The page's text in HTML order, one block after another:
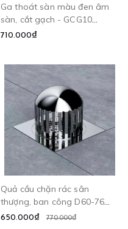
Ga thoát sàn màu đen âm
sàn, cắt gạch - GCG10
CLEANMAX
710.000₫
Quả cầu chặn rác sân
thượng, ban công D60-76
CLEANMAX
650.000₫ 770.000₫